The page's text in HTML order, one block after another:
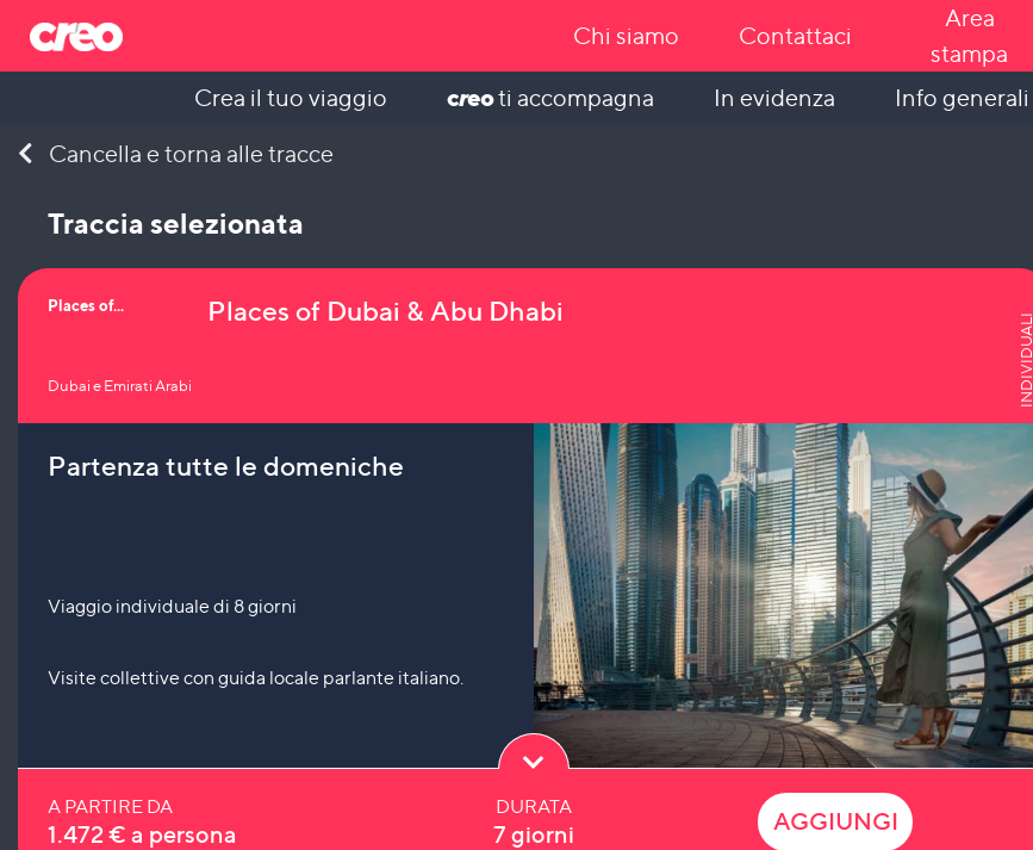
to
Chi siamo Contattaci
Area
stampa
Crea il tuo viaggio
creoti accompagna In evidenza Info generali
Cancella e torna alle tracce
Traccia selezionata
Places of...
Dubai e Emirati Arabi
Places of Dubai & Abu Dhabi
INDIVIDUALI
Partenza tutte le domeniche
Viaggio individuale di 8 giorni
Visite collettive con guida locale parlante italiano.
A PARTIRE DA
1.472 € a persona
DURATA
7 giorni AGGIUNGI